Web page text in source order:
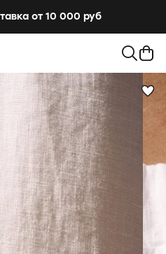
от 10 000 руб